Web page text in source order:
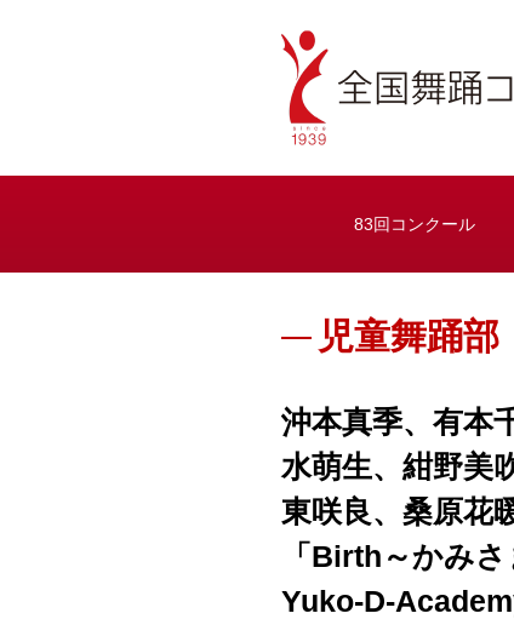
83回コンクール
児童舞踊部
沖本真季、有本
水萌生、紺野美
東咲良、桑原花
「Birth～かみさ
Yuko-D-